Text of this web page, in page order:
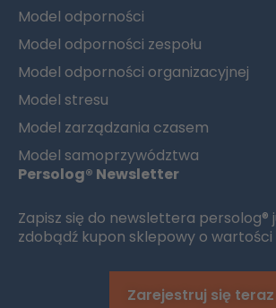
Model odporności
Model odporności zespołu
Model odporności organizacyjnej
Model stresu
Model zarządzania czasem
Model samoprzywództwa
Persolog® Newsletter
Zapisz się do newslettera persolog®
zdobądź kupon sklepowy o wartości
Zarejestruj się teraz